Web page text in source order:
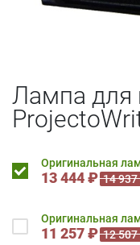
Лампа для
Оригинальная
13 444 ₽ 14
Оригинальная
11 257 ₽ 12